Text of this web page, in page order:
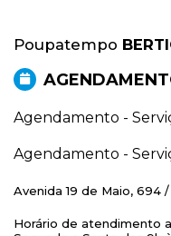
Poupatempo
Agendamento -
Agendamento -
Avenida 19 de Maio, 694
Horário de atendimento